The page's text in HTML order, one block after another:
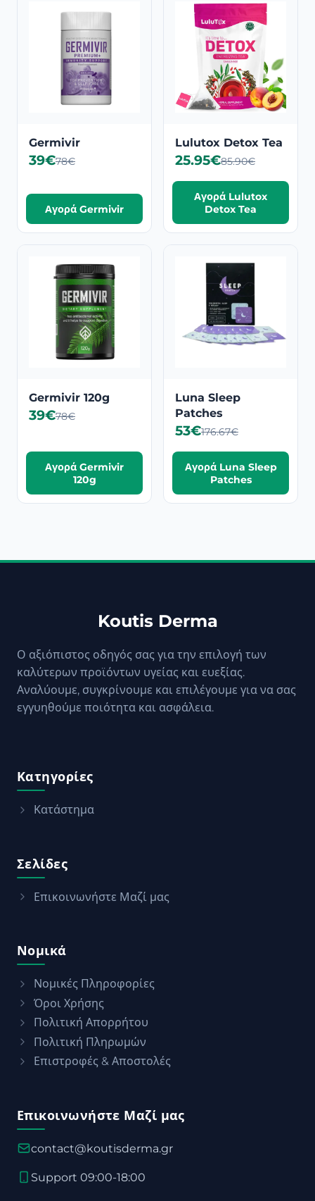
Germivir
39€78€
Αγορά Germivir
Lulutox Detox Tea
25.95€85.90€
Αγορά Lulutox
Detox Tea
Germivir 120g
39€78€
Αγορά Germivir
120g
Luna Sleep
Patches
53€176.67€
Αγορά Luna Sleep
Patches
Koutis Derma
Ο αξιόπιστος οδηγός σας για την επιλογή των
καλύτερων προϊόντων υγείας και ευεξίας.
Αναλύουμε, συγκρίνουμε και επιλέγουμε για να σας
εγγυηθούμε ποιότητα και ασφάλεια.
Κατηγορίες
Κατάστημα
Σελίδες
Επικοινωνήστε Μαζί μας
Νομικά
Νομικές Πληροφορίες
Όροι Χρήσης
Πολιτική Απορρήτου
Πολιτική Πληρωμών
Επιστροφές & Αποστολές
Επικοινωνήστε Μαζί μας
contact@koutisderma.gr
Support 09:00-18:00